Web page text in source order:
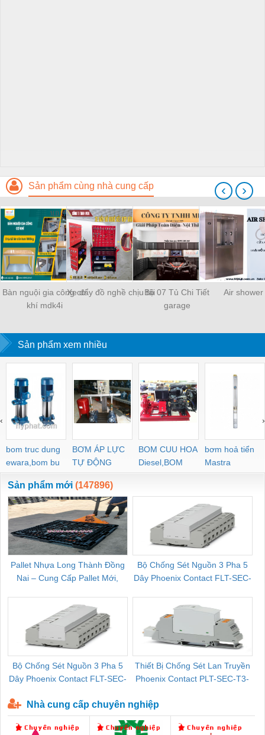
Sản phẩm cùng nhà cung cấp
Bàn nguội gia công cơ
khí mdk4i
Xe đẩy đồ nghề chịu tảiBộ 07 Tủ Chi Tiết
garage
Air shower
‹ ›
Sản phẩm xem nhiều
bom truc dung
ewara,bom bu
ewara
BƠM ÁP LỰC
TỰ ĐỘNG
BOM CUU HOA
Diesel,BOM
CHUA CHAY
bơm hoả tiển
Mastra
‹ ›
Sản phẩm mới (147896)
Pallet Nhựa Long Thành Đồng
Nai – Cung Cấp Pallet Mới,
Bộ Chống Sét Nguồn 3 Pha 5
Dây Phoenix Contact FLT-SEC-
Bộ Chống Sét Nguồn 3 Pha 5
Dây Phoenix Contact FLT-SEC-
Thiết Bị Chống Sét Lan Truyền
Phoenix Contact PLT-SEC-T3-
Nhà cung cấp chuyên nghiệp